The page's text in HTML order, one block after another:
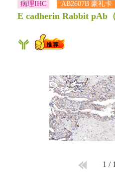
病理IHC AB2607B 豪礼卡
E cadherin Rabbit pAb
1 /